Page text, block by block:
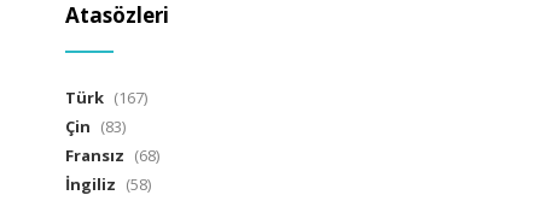
Atasözleri
Türk (167)
Çin (83)
Fransız (68)
İngiliz (58)